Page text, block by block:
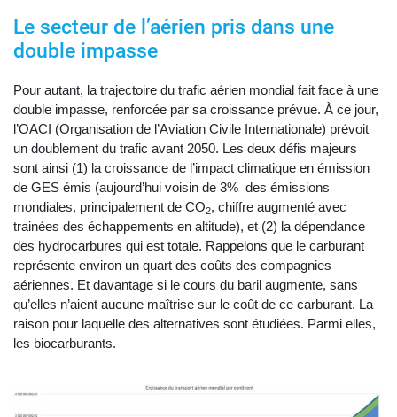
Le secteur de l’aérien pris dans une
double impasse
Pour autant, la trajectoire du trafic aérien mondial fait face à une
double impasse, renforcée par sa croissance prévue. À ce jour,
l’OACI (Organisation de l’Aviation Civile Internationale) prévoit
un doublement du trafic avant 2050. Les deux défis majeurs
sont ainsi (1) la croissance de l’impact climatique en émission
de GES émis (aujourd’hui voisin de 3% des émissions
mondiales, principalement de CO2, chiffre augmenté avec
trainées des échappements en altitude), et (2) la dépendance
des hydrocarbures qui est totale. Rappelons que le carburant
représente environ un quart des coûts des compagnies
aériennes. Et davantage si le cours du baril augmente, sans
qu’elles n’aient aucune maîtrise sur le coût de ce carburant. La
raison pour laquelle des alternatives sont étudiées. Parmi elles,
les biocarburants.